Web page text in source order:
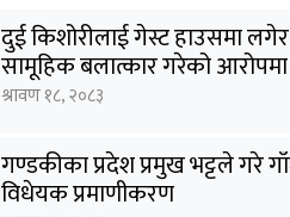
दुई किशोरीलाई गेस्ट हाउसमा लगेर
सामूहिक बलात्कार गरेको
पक्राउ
श्रावण १८, २०८३
गण्डकीका प्रदेश प्रमुख भट्टले गरे
विधेयक प्रमाणीकरण